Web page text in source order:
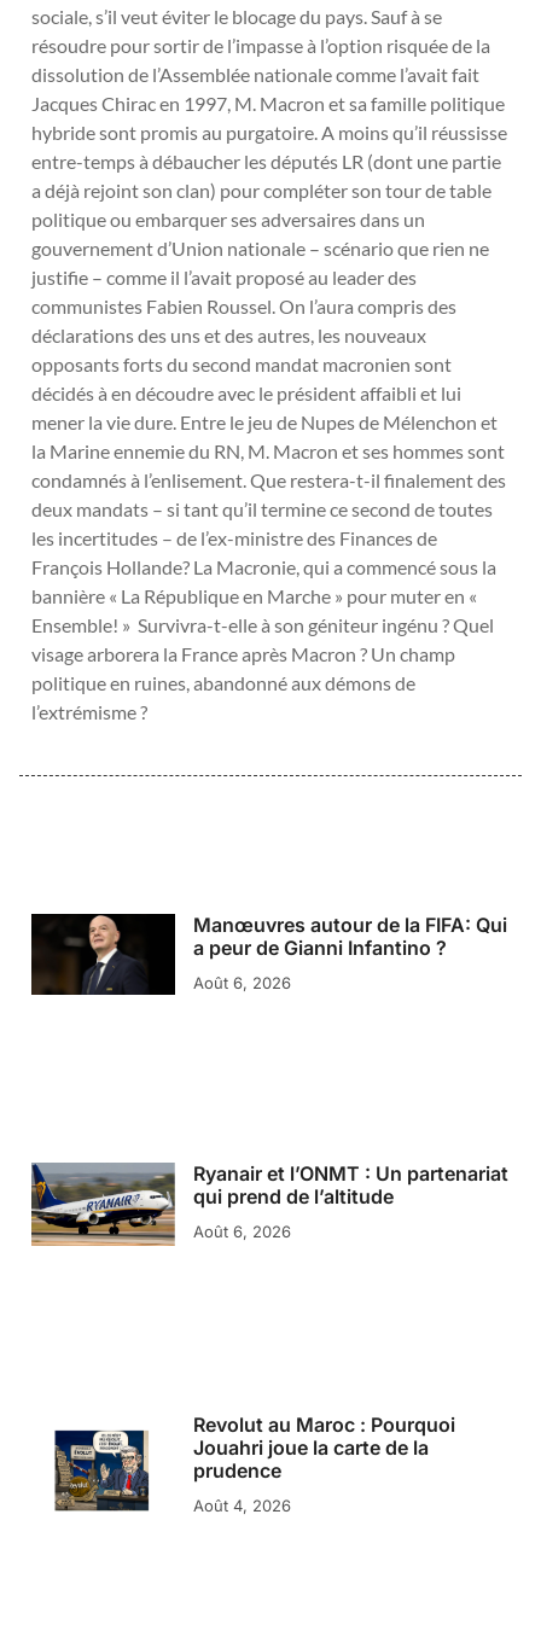
sociale, s’il veut éviter le blocage du pays. Sauf à se
résoudre pour sortir de l’impasse à l’option risquée de la
dissolution de l’Assemblée nationale comme l’avait fait
Jacques Chirac en 1997, M. Macron et sa famille politique
hybride sont promis au purgatoire. A moins qu’il réussisse
entre-temps à débaucher les députés LR (dont une partie
a déjà rejoint son clan) pour compléter son tour de table
politique ou embarquer ses adversaires dans un
gouvernement d’Union nationale – scénario que rien ne
justifie – comme il l’avait proposé au leader des
communistes Fabien Roussel. On l’aura compris des
déclarations des uns et des autres, les nouveaux
opposants forts du second mandat macronien sont
décidés à en découdre avec le président affaibli et lui
mener la vie dure. Entre le jeu de Nupes de Mélenchon et
la Marine ennemie du RN, M. Macron et ses hommes sont
condamnés à l’enlisement. Que restera-t-il finalement des
deux mandats – si tant qu’il termine ce second de toutes
les incertitudes – de l’ex-ministre des Finances de
François Hollande? La Macronie, qui a commencé sous la
bannière « La République en Marche » pour muter en «
Ensemble! » Survivra-t-elle à son géniteur ingénu ? Quel
visage arborera la France après Macron ? Un champ
politique en ruines, abandonné aux démons de
l’extrémisme ?
Manœuvres autour de la FIFA: Qui
a peur de Gianni Infantino ?
Août 6, 2026
Ryanair et l’ONMT : Un partenariat
qui prend de l’altitude
Août 6, 2026
Revolut au Maroc : Pourquoi
Jouahri joue la carte de la
prudence
Août 4, 2026